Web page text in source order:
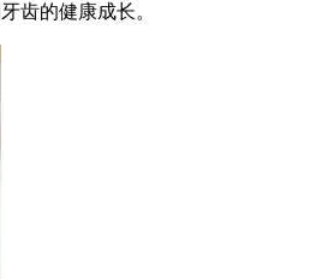
齿的健康成长。